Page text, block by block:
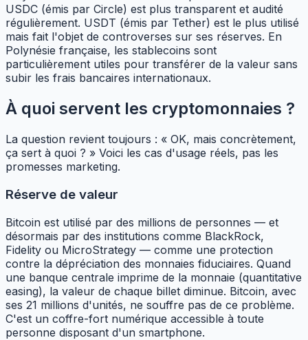
USDC (émis par Circle) est plus transparent et audité
régulièrement. USDT (émis par Tether) est le plus utilisé
mais fait l'objet de controverses sur ses réserves. En
Polynésie française, les stablecoins sont
particulièrement utiles pour transférer de la valeur sans
subir les frais bancaires internationaux.
À quoi servent les cryptomonnaies ?
La question revient toujours : « OK, mais concrètement,
ça sert à quoi ? » Voici les cas d'usage réels, pas les
promesses marketing.
Réserve de valeur
Bitcoin est utilisé par des millions de personnes — et
désormais par des institutions comme BlackRock,
Fidelity ou MicroStrategy — comme une protection
contre la dépréciation des monnaies fiduciaires. Quand
une banque centrale imprime de la monnaie (quantitative
easing), la valeur de chaque billet diminue. Bitcoin, avec
ses 21 millions d'unités, ne souffre pas de ce problème.
C'est un coffre-fort numérique accessible à toute
personne disposant d'un smartphone.